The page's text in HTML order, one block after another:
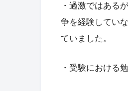
・過激ではある
争を経験してい
ていました。
・受験における